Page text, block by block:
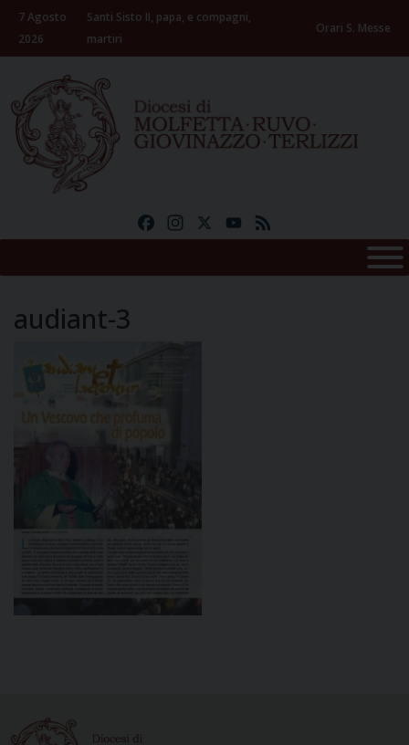
Skip
content
7 Agosto
2026
Santi Sisto II, papa, e compagni,
martiri
Orari S. Messe
FacebookInstagramYouTube
audiant-3